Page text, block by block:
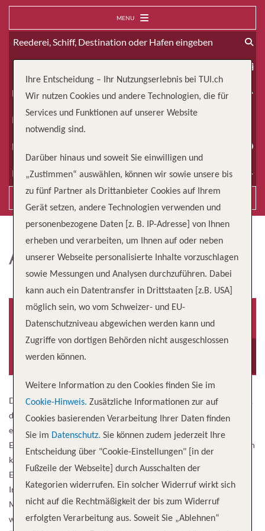
MENU
Erwachsene
Kinder
Dauer
Reiseart
AMALUCIA
Baujahr
2021
Besatzung
Das Schwesterschiff der preisgekrönten AmaLea und AmaKristina,
die elegante AmaLucia mit 156 Passagieren, wird ein warmes,
einladendes Schiff sein, das seinen Gästen viel Platz zum
Entspannen bietet, wenn es im Jahr 2021 seine Premiere feiert. Von
komfortablen Kabinen mit zwei Balkonen, in denen die Gäste dank
Entertainment-On-Demand, kostenlosem High-Speed-
Internetzugang und Wi-Fi gut vernetzt sind, bis hin zur sonnigen
Main Lounge, in der den ganzen Tag über köstliche Tapas serviert
werden, werden die Gäste alles haben, was sie brauchen, um ihre
Ihre Entscheidung – Ihr Nutzungserlebnis bei TUI.ch
Wir nutzen Cookies und andere Technologien, die für
Services und Funktionen auf unserer Website
notwendig sind.
Darüber hinaus und soweit Sie einwilligen und
„Zustimmen“ auswählen, können wir sowie unsere bis
zu fünf Partner als Drittanbieter Cookies auf Ihrem
Gerät setzen, andere Technologien verwenden und
personenbezogene Daten [z. B. IP-Adresse] von Ihnen
erheben und verarbeiten, um Ihnen auf oder neben
unserer Webseite personalisierte Inhalte vorzuschlagen
sowie Messungen und Analysen durchzuführen. Dabei
kann auch ein Datentransfer in Drittstaaten [z.B. USA]
möglich sein, wo vom Schweizer- und EU-
Datenschutzniveau abgewichen werden kann und
Zugriffe von dortigen Behörden nicht ausgeschlossen
werden können.
Weitere Information zu den Cookies finden Sie im
Cookie-Hinweis. Zusätzliche Informationen zur auf
Cookies basierenden Verarbeitung Ihrer Daten finden
Sie im Datenschutz. Sie können zudem jederzeit Ihre
Entscheidung über "Cookie-Einstellungen" [in der
Fußzeile der Webseite] durch Ausschalten der
Kategorien widerrufen. Ein solcher Widerruf wirkt sich
nicht auf die Rechtmäßigkeit der bis zum Widerruf
erfolgten Verarbeitung aus. Soweit Sie „Ablehnen“